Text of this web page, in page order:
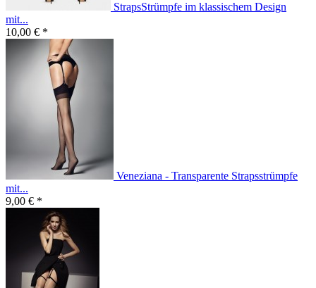
StrapsStrümpfe im klassischem Design
mit...
10,00 € *
Veneziana - Transparente Strapsstrümpfe
mit...
9,00 € *